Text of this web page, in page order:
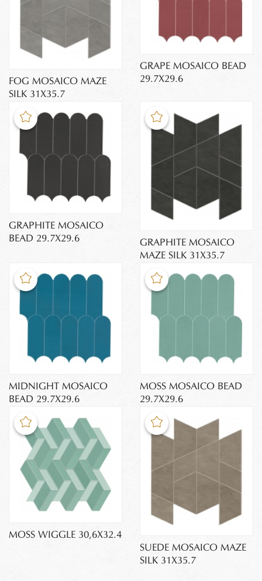
FOG MOSAICO MAZE
SILK 31X35.7
GRAPE MOSAICO BEAD
29.7X29.6
GRAPHITE MOSAICO
BEAD 29.7X29.6
GRAPHITE MOSAICO
MAZE SILK 31X35.7
MIDNIGHT MOSAICO
BEAD 29.7X29.6
MOSS MOSAICO BEAD
29.7X29.6
MOSS WIGGLE 30,6X32.4
SUEDE MOSAICO MAZE
SILK 31X35.7